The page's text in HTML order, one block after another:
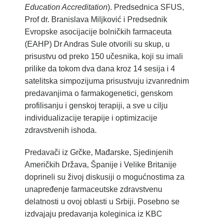
Education Accreditation). Predsednica SFUS,
Prof dr. Branislava Miljković i Predsednik
Evropske asocijacije bolničkih farmaceuta
(EAHP) Dr Andras Sule otvorili su skup, u
prisustvu od preko 150 učesnika, koji su imali
prilike da tokom dva dana kroz 14 sesija i 4
satelitska simpozijuma prisustvuju izvanrednim
predavanjima o farmakogenetici, genskom
profilisanju i genskoj terapiji, a sve u cilju
individualizacije terapije i optimizacije
zdravstvenih ishoda.
Predavači iz Grčke, Mađarske, Sjedinjenih
Američkih Država, Španije i Velike Britanije
doprineli su živoj diskusiji o mogućnostima za
unapređenje farmaceutske zdravstvenu
delatnosti u ovoj oblasti u Srbiji. Posebno se
izdvajaju predavanja koleginica iz KBC